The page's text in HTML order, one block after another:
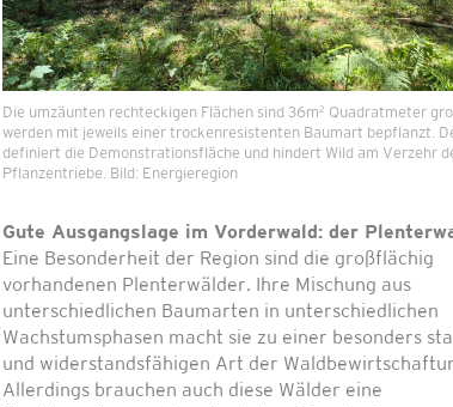
Die umzäunten rechteckigen Flächen sind 36m2
Quadratmeter
werden mit jeweils einer trockenresistenten Baumart bepflanzt.
definiert die Demonstrationsfläche und hindert Wild am Verzehr
Pflanzentriebe. Bild: Energieregion
Gute Ausgangslage im Vorderwald: der
Eine Besonderheit der Region sind die großflächig
vorhandenen Plenterwälder. Ihre Mischung aus
unterschiedlichen Baumarten in unterschiedlichen
Wachstumsphasen macht sie zu einer besonders
und widerstandsfähigen Art der
Allerdings brauchen auch diese Wälder eine